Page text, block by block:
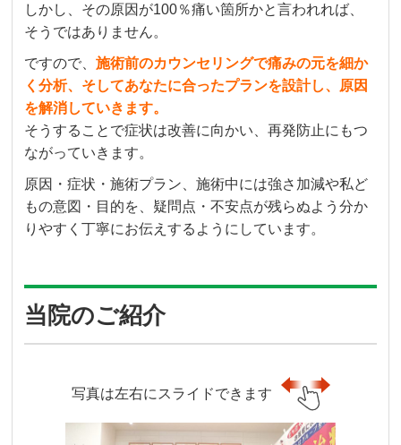
しかし、その原因が100％痛い箇所かと言われれば、
そうではありません。
ですので、施術前のカウンセリングで痛みの元を細か
く分析、そしてあなたに合ったプランを設計し、原因
を解消していきます。
そうすることで症状は改善に向かい、再発防止にもつ
ながっていきます。
原因・症状・施術プラン、施術中には強さ加減や私ど
もの意図・目的を、疑問点・不安点が残らぬよう分か
りやすく丁寧にお伝えするようにしています。
当院のご紹介
写真は左右にスライドできます